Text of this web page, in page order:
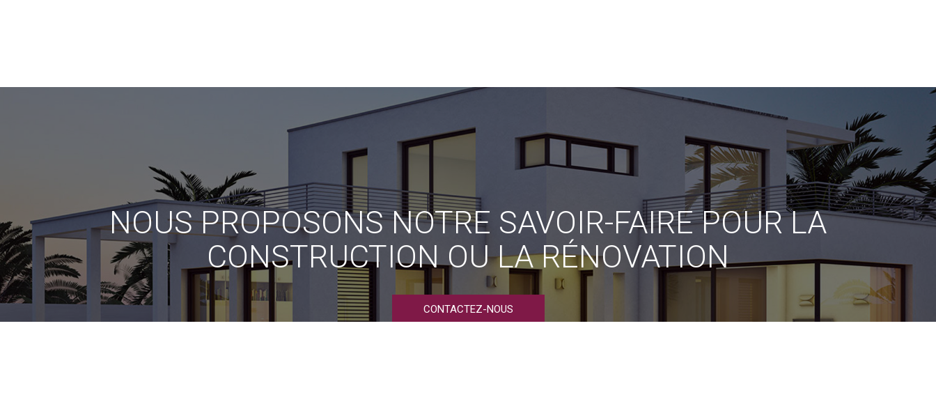
NOUS PROPOSONS NOTRE SAVOIR-FAIRE POUR LA
CONSTRUCTION OU LA RÉNOVATION
CONTACTEZ-NOUS